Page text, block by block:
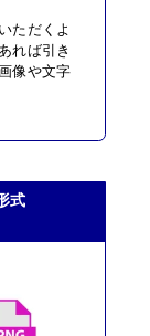
ただくよ
れば引き
像や文字
式